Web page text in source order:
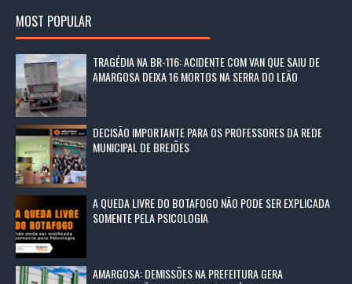
MOST POPULAR
TRAGÉDIA NA BR-116: ACIDENTE COM VAN QUE SAIU DE
AMARGOSA DEIXA 16 MORTOS NA SERRA DO LEÃO
DECISÃO IMPORTANTE PARA OS PROFESSORES DA REDE
MUNICIPAL DE BREJÕES
A QUEDA LIVRE DO BOTAFOGO NÃO PODE SER EXPLICADA
SOMENTE PELA PSICOLOGIA
AMARGOSA: DEMISSÕES NA PREFEITURA GERA